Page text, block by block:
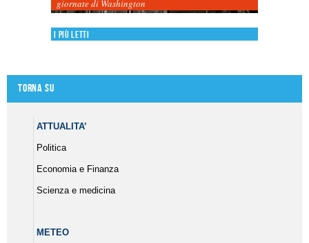
giornate di Washington
I più letti
Torna su
ATTUALITA’
Politica
Economia e Finanza
Scienza e medicina
METEO